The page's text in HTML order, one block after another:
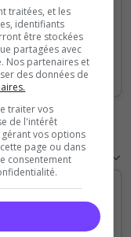
May Jun Jul Aug
traitées, et les
identifiants
être stockées
partagées avec
Nos partenaires et
des données de
traiter vos
de l'intérêt
vos options
page ou dans
consentement